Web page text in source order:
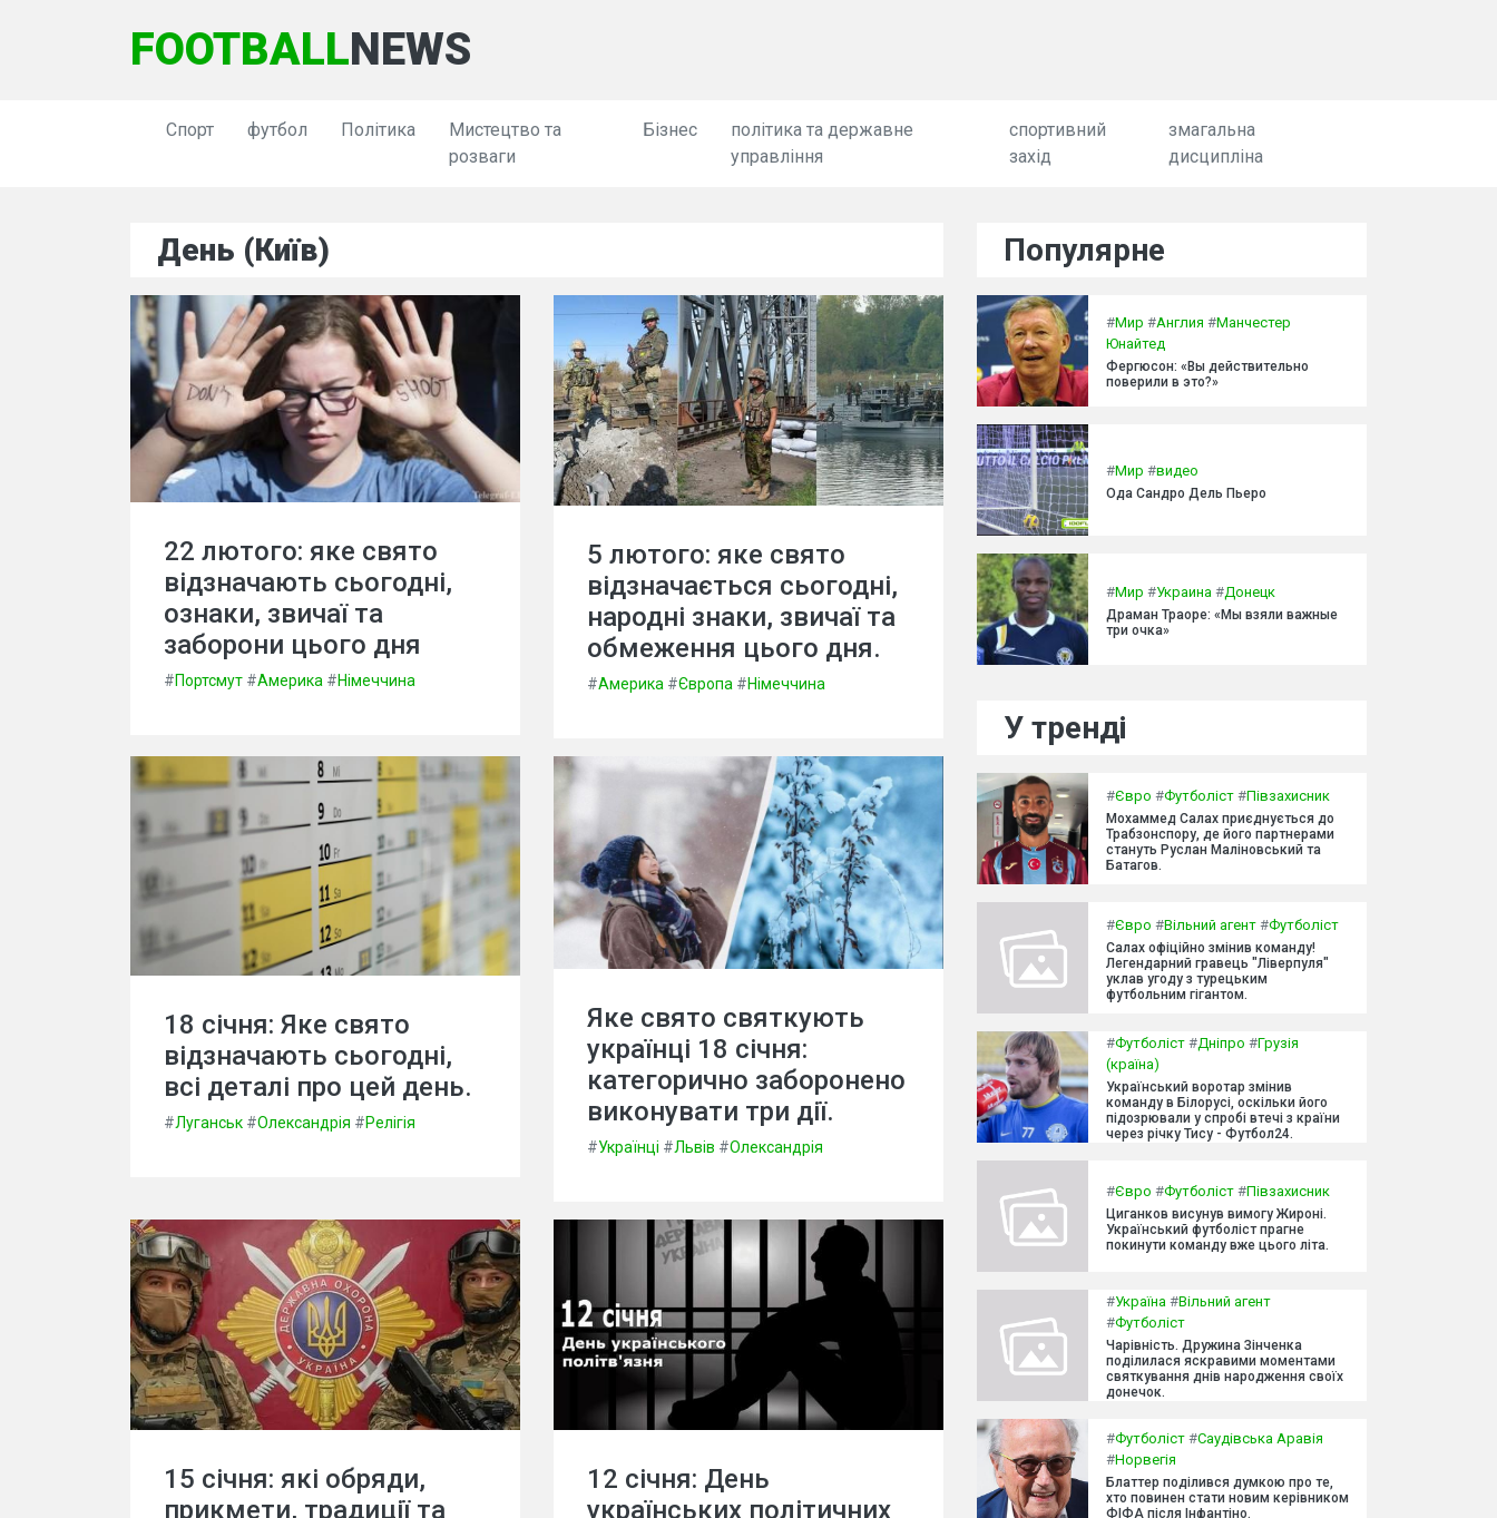
FOOTBALLNEWS
Спорт футбол Політика
Мистецтво та
розваги
Бізнес
політика та державне
управління
спортивний
захід
змагальна
дисципліна
День (Київ)
22 лютого: яке свято
відзначають сьогодні,
ознаки, звичаї та
заборони цього дня
#Портсмут #Америка #Німеччина
5 лютого: яке свято
відзначається сьогодні,
народні знаки, звичаї та
обмеження цього дня.
#Америка #Європа #Німеччина
18 січня: Яке свято
відзначають сьогодні,
всі деталі про цей день.
#Луганськ #Олександрія #Релігія
Яке свято святкують
українці 18 січня:
категорично заборонено
виконувати три дії.
#Українці #Львів #Олександрія
15 січня: які обряди,
прикмети, традиції та
12 січня: День
українських політичних
Популярне
#Мир #Англия #Манчестер
Юнайтед
Фергюсон: «Вы действительно
поверили в это?»
#Мир #видео
Ода Сандро Дель Пьеро
#Мир #Украина #Донецк
Драман Траоре: «Мы взяли важные
три очка»
У тренді
#Євро #Футболіст #Півзахисник
Мохаммед Салах приєднується до
Трабзонспору, де його партнерами
стануть Руслан Маліновський та
Батагов.
#Євро #Вільний агент #Футболіст
Салах офіційно змінив команду!
Легендарний гравець "Ліверпуля"
уклав угоду з турецьким
футбольним гігантом.
#Футболіст #Дніпро #Грузія
(країна)
Український воротар змінив
команду в Білорусі, оскільки його
підозрювали у спробі втечі з країни
через річку Тису - Футбол24.
#Євро #Футболіст #Півзахисник
Циганков висунув вимогу Жироні.
Український футболіст прагне
покинути команду вже цього літа.
#Україна #Вільний агент
#Футболіст
Чарівність. Дружина Зінченка
поділилася яскравими моментами
святкування днів народження своїх
донечок.
#Футболіст #Саудівська Аравія
#Норвегія
Блаттер поділився думкою про те,
хто повинен стати новим керівником
ФІФА після Інфантіно.